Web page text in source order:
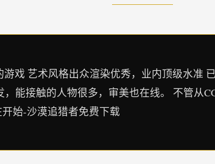
戏 艺术风格出众渲染优秀，业内顶级水准
能接触的人物很多，审美也在线。 不管从
始-沙漠追猎者免费下载